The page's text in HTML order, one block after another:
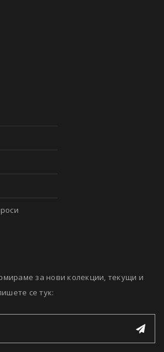
за нови колекции, текущи и
се тук: